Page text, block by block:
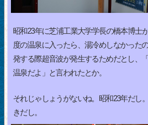
昭和23年に芝浦工業大学学長の橋本博士
度の温泉に入ったら、湯冷めしなかった
発する際超音波が発生するためだとし、
温泉だよ」と言われたとか。
それじゃしょうがないね。昭和23年だし
きだし。